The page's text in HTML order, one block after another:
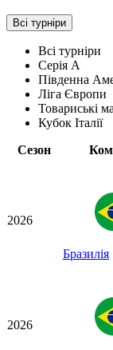
Всі турніри
Всі турніри
Серія А
Південна
Ліга Європи
Товариські
Кубок Італії
Сезон
2026
Бразилія
2026